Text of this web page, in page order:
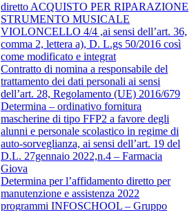
diretto ACQUISTO PER RIPARAZIONE
STRUMENTO MUSICALE
VIOLONCELLO 4/4 ,ai sensi dell’art. 36,
comma 2, lettera a), D. L.gs 50/2016 così
come modificato e integrat
Contratto di nomina a responsabile del
trattamento dei dati personali ai sensi
dell’art. 28, Regolamento (UE) 2016/679
Determina – ordinativo fornitura
mascherine di tipo FFP2 a favore degli
alunni e personale scolastico in regime di
auto-sorveglianza, ai sensi dell’art. 19 del
D.L. 27gennaio 2022,n.4 – Farmacia
Giova
Determina per l’affidamento diretto per
manutenzione e assistenza 2022
programmi INFOSCHOOL – Gruppo